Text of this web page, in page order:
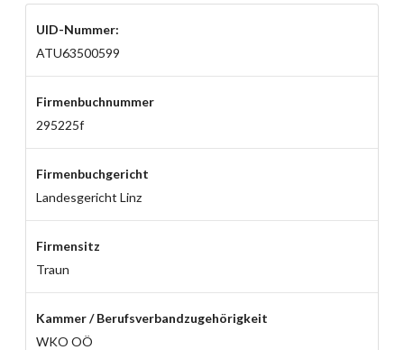
UID-Nummer:
ATU63500599
Firmenbuchnummer
295225f
Firmenbuchgericht
Landesgericht Linz
Firmensitz
Traun
Kammer / Berufsverbandzugehörigkeit
WKO OÖ